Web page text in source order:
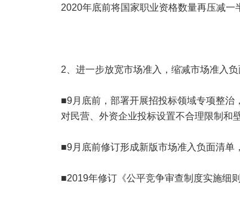
2020年底前将国家职业资格数量再压减一
2、进一步放宽市场准入，缩减市场准入
■9月底前，部署开展招投标领域专项整
对民营、外资企业投标设置不合理限制和
■9月底前修订形成新版市场准入负面清单
■2019年修订《公平竞争审查制度实施细